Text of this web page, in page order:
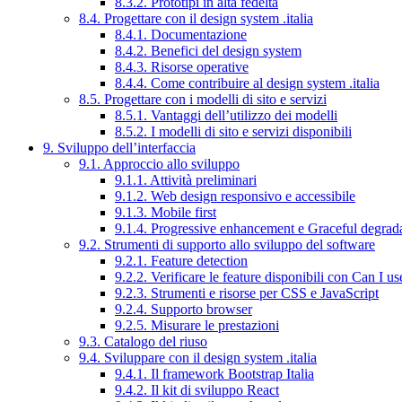
8.4. Progettare con il design system .italia
8.4.1. Documentazione
8.4.2. Benefici del design system
8.4.3. Risorse operative
8.4.4. Come contribuire al design system .italia
8.5. Progettare con i modelli di sito e servizi
8.5.1. Vantaggi dell’utilizzo dei modelli
8.5.2. I modelli di sito e servizi disponibili
9. Sviluppo dell’interfaccia
9.1. Approccio allo sviluppo
9.1.1. Attività preliminari
9.1.2. Web design responsivo e accessibile
9.1.3. Mobile first
9.1.4. Progressive enhancement e Graceful
9.2. Strumenti di supporto allo sviluppo del software
9.2.1. Feature detection
9.2.2. Verificare le feature disponibili con Can I
9.2.3. Strumenti e risorse per CSS e JavaScript
9.2.4. Supporto browser
9.2.5. Misurare le prestazioni
9.3. Catalogo del riuso
9.4. Sviluppare con il design system .italia
9.4.1. Il framework Bootstrap Italia
9.4.2. Il kit di sviluppo React